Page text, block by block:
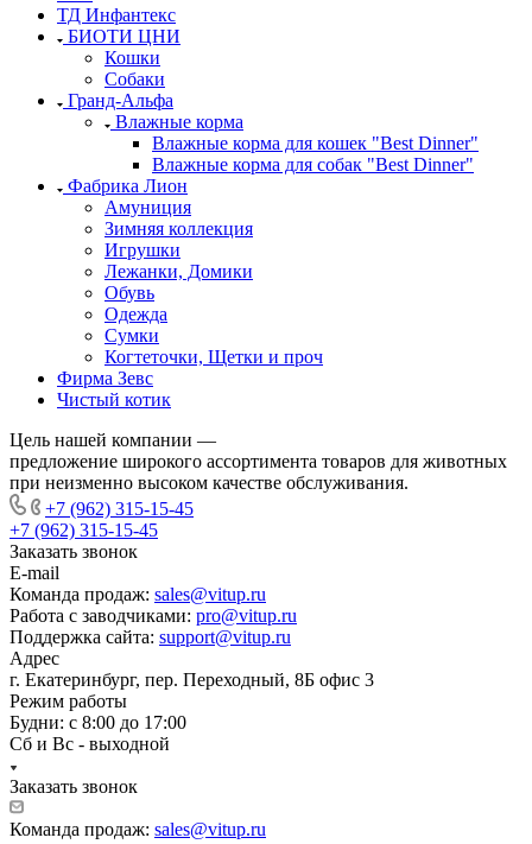
ТД Инфантекс
БИОТИ ЦНИ
Кошки
Собаки
Гранд-Альфа
Влажные корма
Влажные корма для кошек "Best Dinner"
Влажные корма для собак "Best Dinner"
Фабрика Лион
Амуниция
Зимняя коллекция
Игрушки
Лежанки, Домики
Обувь
Одежда
Сумки
Когтеточки, Щетки и проч
Фирма Зевс
Чистый котик
Цель нашей компании —
предложение широкого ассортимента товаров для животных
при неизменно высоком качестве обслуживания.
+7 (962) 315-15-45
+7 (962) 315-15-45
Заказать звонок
E-mail
Команда продаж: sales@vitup.ru
Работа с заводчиками: pro@vitup.ru
Поддержка сайта: support@vitup.ru
Адрес
г. Екатеринбург, пер. Переходный, 8Б офис 3
Режим работы
Будни: с 8:00 до 17:00
Сб и Вс - выходной
Заказать звонок
Команда продаж: sales@vitup.ru